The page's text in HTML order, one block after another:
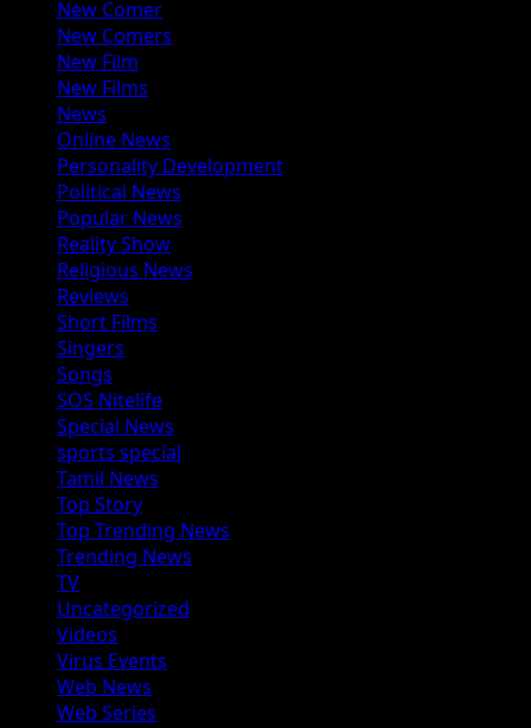
New Comer
New Comers
New Film
New Films
News
Online News
Personality Development
Political News
Popular News
Reality Show
Religious News
Reviews
Short Films
Singers
Songs
SOS Nitelife
Special News
sports special
Tamil News
Top Story
Top Trending News
Trending News
TV
Uncategorized
Videos
Virus Events
Web News
Web Series